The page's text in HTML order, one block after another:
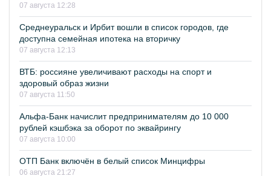
07 августа 12:28
Среднеуральск и Ирбит вошли в список городов, где
доступна семейная ипотека на вторичку
07 августа 12:13
ВТБ: россияне увеличивают расходы на спорт и
здоровый образ жизни
07 августа 11:50
Альфа-Банк начислит предпринимателям до 10 000
рублей кэшбэка за оборот по эквайрингу
07 августа 10:00
ОТП Банк включён в белый список Минцифры
06 августа 21:27